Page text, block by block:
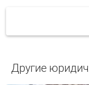
Другие